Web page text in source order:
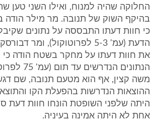
החלוקה שהיה למנוח, ואילו השני טען
בהיקף השוק של תנובה. מר מילר הודה
כי חוות דעתו התבססה על נתונים
הדעת (עמ' 5-3 לפרוטוקול), ומר
את חוות דעתו על מחקר בשטח הודה כי
הנתונים
משה קצין, אף הוא מטעם תנובה, שם
ההוצאות הנדרשות בהפעלת הקו
היתה שלפני השופטת הונחו חוות דעת
אחת לא היתה אמינה בעיניה.